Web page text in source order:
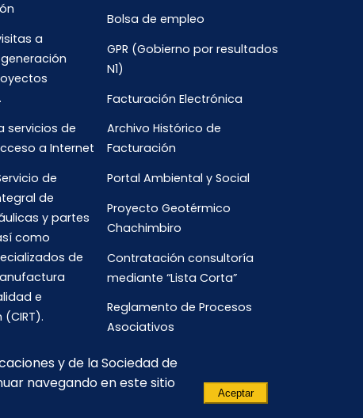
a
servicios de
a Internet
de
de
y partes
como
de
e
Bolsa de empleo
GPR (Gobierno por resultados
N1)
Facturación Electrónica
Archivo Histórico de
Facturación
Portal Ambiental y Social
Proyecto Geotérmico
Chachimbiro
Contratación consultoría
mediante “Lista Corta”
Reglamento de Procesos
Asociativos
comunicacion.corporativa@celec.gob.ec
y de la Sociedad de
navegando en este sitio
Aceptar